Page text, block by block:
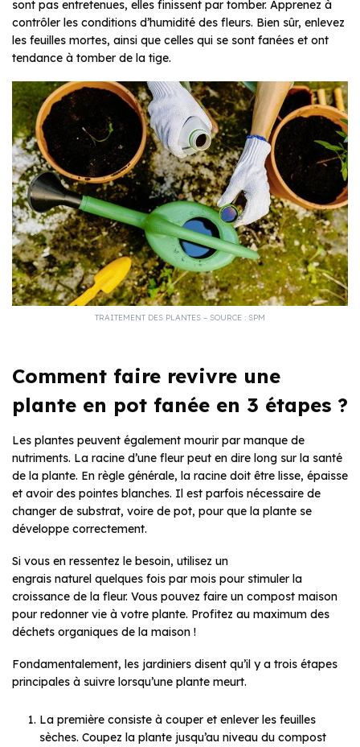
sont pas entretenues, elles finissent par tomber. Apprenez à
contrôler les conditions d’humidité des fleurs. Bien sûr, enlevez
les feuilles mortes, ainsi que celles qui se sont fanées et ont
tendance à tomber de la tige.
TRAITEMENT DES PLANTES – SOURCE : SPM
Comment faire revivre une
plante en pot fanée en 3 étapes ?
Les plantes peuvent également mourir par manque de
nutriments. La racine d’une fleur peut en dire long sur la santé
de la plante. En règle générale, la racine doit être lisse, épaisse
et avoir des pointes blanches. Il est parfois nécessaire de
changer de substrat, voire de pot, pour que la plante se
développe correctement.
Si vous en ressentez le besoin, utilisez un
engrais naturel quelques fois par mois pour stimuler la
croissance de la fleur. Vous pouvez faire un compost maison
pour redonner vie à votre plante. Profitez au maximum des
déchets organiques de la maison !
Fondamentalement, les jardiniers disent qu’il y a trois étapes
principales à suivre lorsqu’une plante meurt.
La première consiste à couper et enlever les feuilles
sèches. Coupez la plante jusqu’au niveau du compost